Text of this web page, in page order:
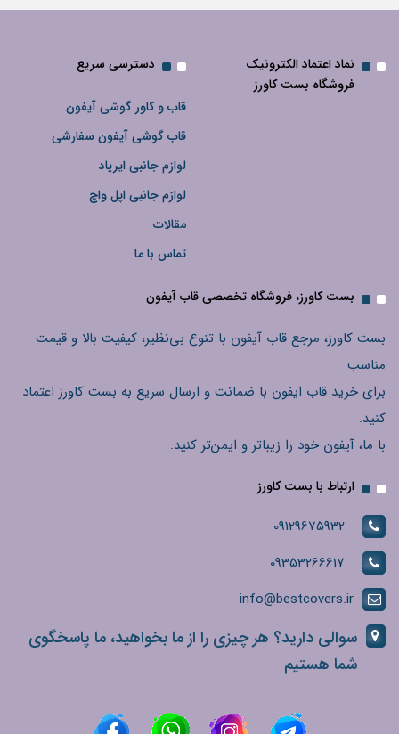
نماد اعتماد الکترونیک
فروشگاه بست کاورز
دسترسی سریع
قاب و کاور گوشی آیفون
قاب گوشی آیفون سفارشی
لوازم جانبی ایرپاد
لوازم جانبی اپل واچ
مقالات
تماس با ما
بست کاورز، فروشگاه تخصصی قاب آیفون
بست کاورز، مرجع قاب آیفون با تنوع بی‌نظیر، کیفیت بالا و قیمت
مناسب
برای خرید قاب ایفون با ضمانت و ارسال سریع به بست کاورز اعتماد
کنید.
با ما، آیفون خود را زیباتر و ایمن‌تر کنید.
ارتباط با بست کاورز
09129675932
09353266617
info@bestcovers.ir
سوالی دارید؟ هر چیزی را از ما بخواهید، ما پاسخگوی
شما هستیم